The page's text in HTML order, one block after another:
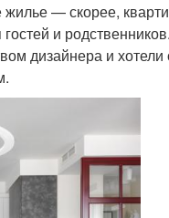
жилье — скорее,
и
дизайнера и